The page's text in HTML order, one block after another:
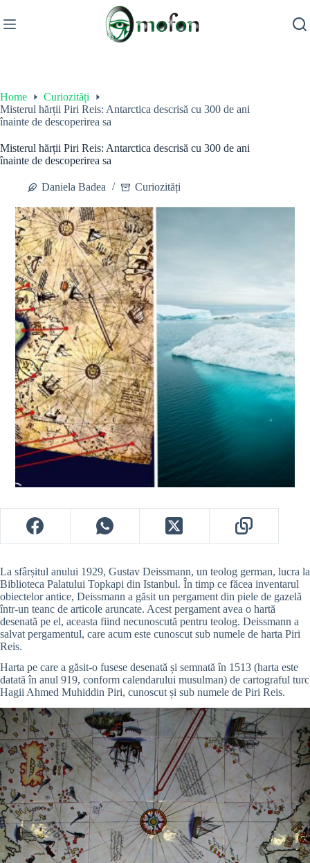
to
content
Home
Curiozități
Misterul hărții Piri Reis: Antarctica descrisă cu 300 de ani
înainte de descoperirea sa
Misterul hărții Piri Reis: Antarctica descrisă cu 300 de ani
înainte de descoperirea sa
Daniela Badea Curiozități
La sfârșitul anului 1929, Gustav Deissmann, un teolog german, lucra la
Biblioteca Palatului Topkapi din Istanbul. În timp ce făcea inventarul
obiectelor antice, Deissmann a găsit un pergament din piele de gazelă
într-un teanc de articole aruncate. Acest pergament avea o hartă
desenată pe el, aceasta fiind necunoscută pentru teolog. Deissmann a
salvat pergamentul, care acum este cunoscut sub numele de harta Piri
Reis.
Harta pe care a găsit-o fusese desenată și semnată în 1513 (harta este
datată în anul 919, conform calendarului musulman) de cartograful turc
Hagii Ahmed Muhiddin Piri, cunoscut și sub numele de Piri Reis.